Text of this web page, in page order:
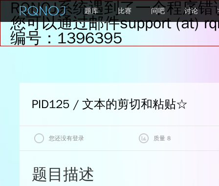
RQNOJ系统遇到了一个程序错
您可以通过邮件support (at)
编号：1396395
题库 比赛 问吧 讨论
PID125 / 文本的剪切和粘贴☆
您还没有登录 质量 8
题目描述